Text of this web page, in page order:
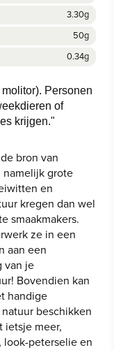
3.30g
50g
0.34g
Personen
of
krijgen."
bron van
namelijk grote
en
kregen dan wel
smaakmakers.
ze in een
aan een
van je
Bovendien kan
handige
beschikken
ietsje meer,
look-peterselie en